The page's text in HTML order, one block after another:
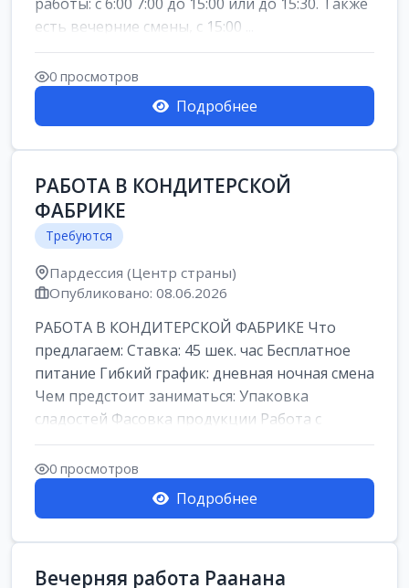
есть вечерние смены, с 15:00 ...
0 просмотров
Подробнее
РАБОТА В КОНДИТЕРСКОЙ
ФАБРИКЕ
Требуются
Пардессия (Центр страны)
Опубликовано: 08.06.2026
РАБОТА В КОНДИТЕРСКОЙ ФАБРИКЕ Что
предлагаем: Ставка: 45 шек. час Бесплатное
питание Гибкий график: дневная ночная смена
Чем предстоит заниматься: Упаковка
сладостей Фасовка продукции Работа с
кремами...
0 просмотров
Подробнее
Вечерняя работа Раанана